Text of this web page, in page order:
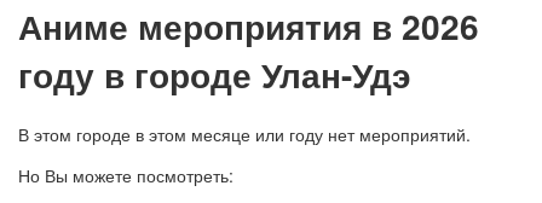
Аниме мероприятия в 2026
году в городе Улан-Удэ
В этом городе в этом месяце или году нет мероприятий.
Но Вы можете посмотреть: